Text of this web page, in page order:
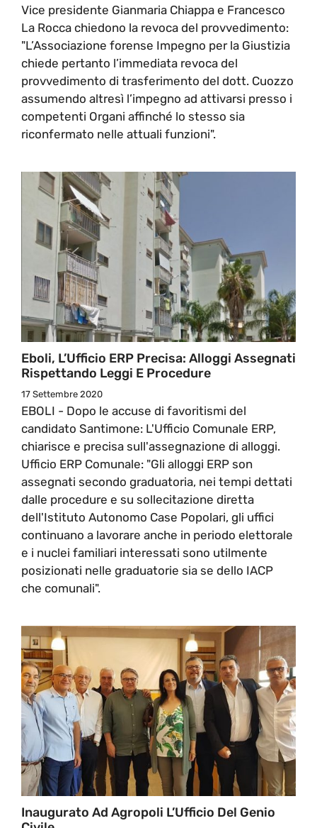
Vice presidente Gianmaria Chiappa e Francesco
La Rocca chiedono la revoca del provvedimento:
"L’Associazione forense Impegno per la Giustizia
chiede pertanto l’immediata revoca del
provvedimento di trasferimento del dott. Cuozzo
assumendo altresì l’impegno ad attivarsi presso i
competenti Organi affinché lo stesso sia
riconfermato nelle attuali funzioni".
Eboli, L’Ufficio ERP Precisa: Alloggi Assegnati
Rispettando Leggi E Procedure
17 Settembre 2020
EBOLI - Dopo le accuse di favoritismi del
candidato Santimone: L'Ufficio Comunale ERP,
chiarisce e precisa sull'assegnazione di alloggi.
Ufficio ERP Comunale: "Gli alloggi ERP son
assegnati secondo graduatoria, nei tempi dettati
dalle procedure e su sollecitazione diretta
dell'Istituto Autonomo Case Popolari, gli uffici
continuano a lavorare anche in periodo elettorale
e i nuclei familiari interessati sono utilmente
posizionati nelle graduatorie sia se dello IACP
che comunali".
Inaugurato Ad Agropoli L’Ufficio Del Genio